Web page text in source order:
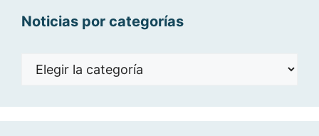
Noticias por categorías
Noticias